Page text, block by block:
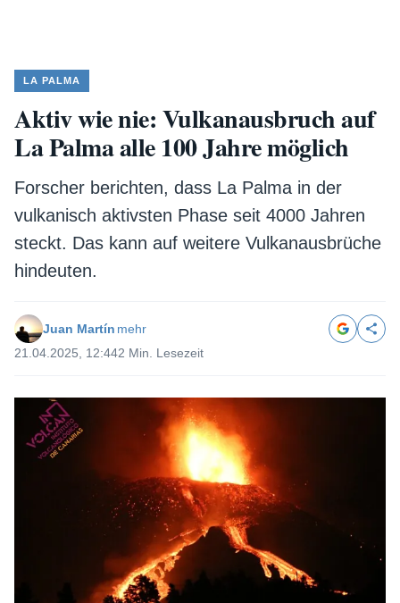
LA PALMA
Aktiv wie nie: Vulkanausbruch auf
La Palma alle 100 Jahre möglich
Forscher berichten, dass La Palma in der
vulkanisch aktivsten Phase seit 4000 Jahren
steckt. Das kann auf weitere Vulkanausbrüche
hindeuten.
Juan Martín mehr
21.04.2025, 12:442 Min. Lesezeit